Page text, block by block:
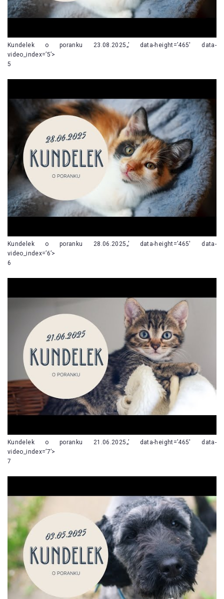
Kundelek o poranku 23.08.2025„’ data-height=’465′ data-
video_index=’5’>
5
Kundelek o poranku 28.06.2025„’ data-height=’465′ data-
video_index=’6’>
6
Kundelek o poranku 21.06.2025„’ data-height=’465′ data-
video_index=’7’>
7